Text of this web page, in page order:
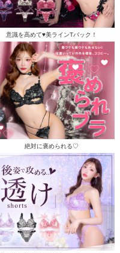
意識を高めて♥美ラインTバック！
絶対に褒められる♡